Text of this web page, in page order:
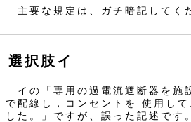
主要な規定は、ガチ暗記してく
選択肢イ
イの「専用の過電流遮断器を施
で配線し，コンセントを 使用し
した。」ですが、誤った記述です。